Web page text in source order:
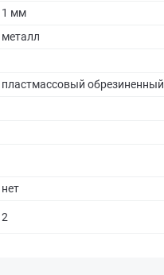
1 мм
металл
пластмассовый обрезиненный
нет
2